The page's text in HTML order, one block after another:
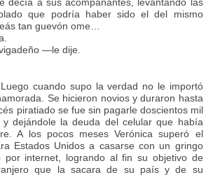
que podría haber sido el del mismo
tan guevón ome…
—le dije.
cuando supo la verdad no le importó
Se hicieron novios y duraron hasta
piratiado se fue sin pagarle doscientos mil
dejándole la deuda del celular que había
A los pocos meses Verónica superó el
Estados Unidos a casarse con un gringo
por internet, logrando al fin su objetivo de
que la sacara de su país y de su